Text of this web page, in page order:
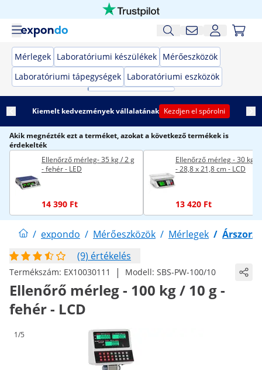
Mérlegek Laboratóriumi készülékek Mérőeszközök
Laboratóriumi tápegységek Laboratóriumi eszközök
Kiemelt kedvezmények vállalatának Kezdjen el spórolni
Akik megnézték ezt a terméket, azokat a következő termékek is
érdekelték
Ellenőrző mérleg- 35 kg / 2 g
- fehér - LED
14 390 Ft
Ellenőrző mérleg - 30 kg /
- 28,8 x 21,8 cm - LCD
13 420 Ft
/ expondo / Mérőeszközök / Mérlegek /
(9) értékelés
Termékszám: EX10030111 | Modell: SBS-PW-100/10
Ellenőrő mérleg - 100 kg / 10 g -
fehér - LCD
1/5